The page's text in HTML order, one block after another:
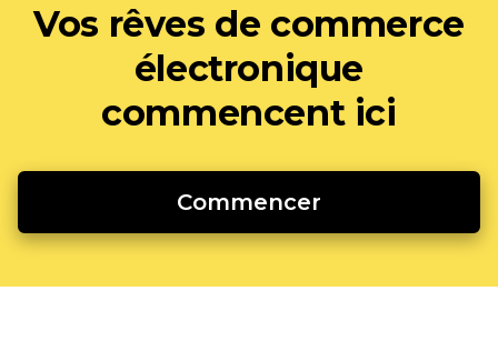
Vos rêves de commerce
électronique
commencent ici
Commencer